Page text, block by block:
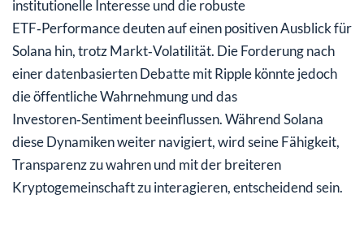
institutionelle Interesse und die robuste
ETF‑Performance deuten auf einen positiven Ausblick für
Solana hin, trotz Markt‑Volatilität. Die Forderung nach
einer datenbasierten Debatte mit Ripple könnte jedoch
die öffentliche Wahrnehmung und das
Investoren‑Sentiment beeinflussen. Während Solana
diese Dynamiken weiter navigiert, wird seine Fähigkeit,
Transparenz zu wahren und mit der breiteren
Kryptogemeinschaft zu interagieren, entscheidend sein.